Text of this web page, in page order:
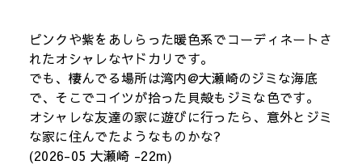
ピンクや紫をあしらった暖色系でコーディネートさ
れたオシャレなヤドカリです。
でも、棲んでる場所は湾内@大瀬崎のジミな海底
で、そこでコイツが拾った貝殻もジミな色です。
オシャレな友達の家に遊びに行ったら、意外とジミ
な家に住んでたようなものかな?
(2026-05 大瀬崎 -22m)